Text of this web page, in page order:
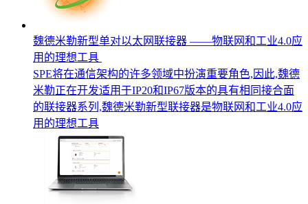
魏德米勒新型单对以太网联接器 ——物联网和工业4.0应
用的理想工具
SPE将在通信架构的许多领域中扮演重要角色,因此,魏德
米勒正在开发适用于IP20和IP67版本的具有相同接合面
的联接器系列,魏德米勒新型联接器是物联网和工业4.0应
用的理想工具